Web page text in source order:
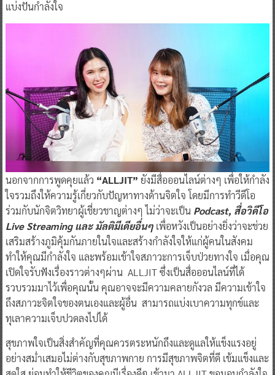
แบ่งปันกำลังใจ
นอกจากการพูดคุยแล้ว “ALLJIT” ยังมีสื่อออนไลน์ต่างๆ เพื่อให้กำลัง
ใจรวมถึงให้ความรู้เกี่ยวกับปัญหาทางด้านจิตใจ โดยมีการทำวีดีโอ
ร่วมกับนักจิตวิทยาผู้เชี่ยวชาญต่างๆ ไม่ว่าจะเป็น Podcast, สื่อวิดีโอ
Live Streamingและ มัลติมีเดียอื่นๆเพื่อหวังเป็นอย่างยิ่งว่าจะช่วย
เสริมสร้างภูมิคุ้มกันภายในใจและสร้างกำลังใจให้แก่ผู้คนในสังคม
ทำให้คุณมีกำลังใจ และพร้อมเข้าใจสภาวะการเจ็บป่วยทางใจ เมื่อคุณ
เปิดใจรับฟังเรื่องราวต่างๆผ่าน ALLJIT ซึ่งเป็นสื่อออนไลน์ที่ได้
รวบรวมมาไว้เพื่อคุณนั้น คุณอาจจะมีความคลายกังวล มีความเข้าใจ
ถึงสภาวะจิตใจของตนเองและผู้อื่น สามารถแบ่งเบาความทุกข์และ
ทุเลาความเจ็บปวดลงไปได้
สุขภาพใจเป็นสิ่งสำคัญที่คุณควรตระหนักถึงและดูแลให้แข็งแรงอยู่
อย่างสม่ำเสมอไม่ต่างกับสุขภาพกาย การมีสุขภาพจิตที่ดี เข้มแข็งและ